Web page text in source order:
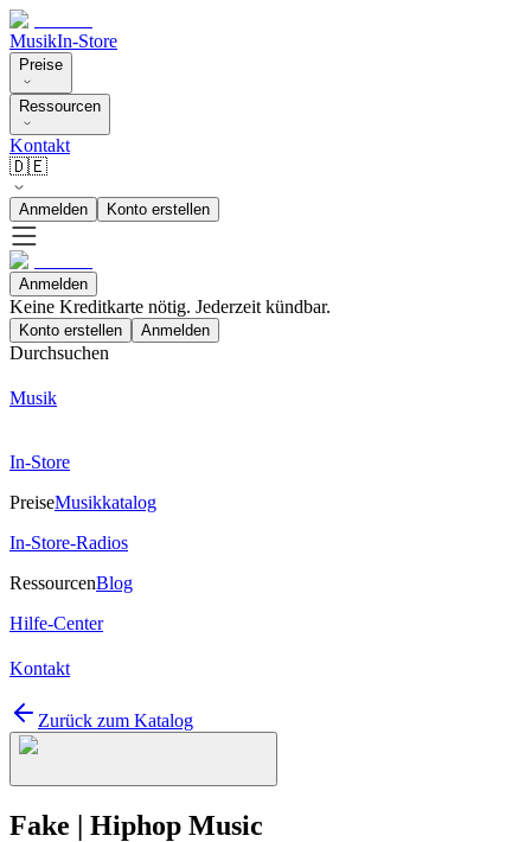
MusikIn-Store
Preise
Ressourcen
Kontakt
🇩🇪
Anmelden Konto erstellen
Anmelden
Keine Kreditkarte nötig. Jederzeit kündbar.
Konto erstellen Anmelden
Durchsuchen
Musik
In-Store
PreiseMusikkatalog
In-Store-Radios
RessourcenBlog
Hilfe-Center
Kontakt
Zurück zum Katalog
Fake | Hiphop Music